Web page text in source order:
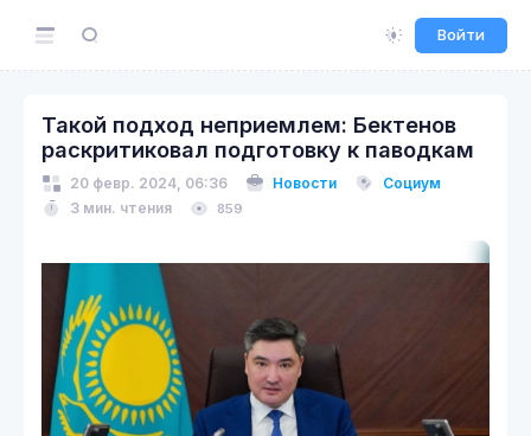
Войти
Такой подход неприемлем: Бектенов
раскритиковал подготовку к паводкам
20 февр. 2024, 06:36 Новости
Социум
3 мин. чтения
859